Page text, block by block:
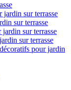
jardin sur terrasse
sur terrasse
sur terrasse
sur terrasse
pour jardin